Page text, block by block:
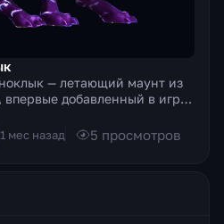
— летающий маунт из
добавленный в игру
1 мес назад 5 просмотров